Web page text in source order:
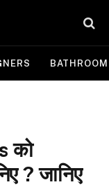
BATHROOM
को
? जानिए